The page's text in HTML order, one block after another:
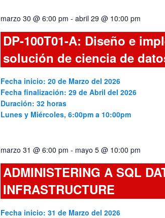
marzo 30 @ 6:00 pm - abril 29 @ 10:00 pm
DP-100T01-A: Diseño e
solución de ciencia de
Fecha inicio: 20 de Marzo del 2026
Fecha finalización: 29 de Abril del 2026
Duración: 32 horas
Lunes y Miércoles, 6:00pm a 10:00pm
marzo 31 @ 6:00 pm - mayo 5 @ 10:00 pm
ADMINISTERING A SQL
INFRASTRUCTURE
Fecha inicio: 31 de Marzo del 2026